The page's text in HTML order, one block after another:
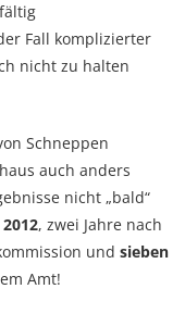
Fall komplizierter
nicht zu halten
Schneppen
auch anders
nicht „bald“
, zwei Jahre nach
und sieben
Amt!